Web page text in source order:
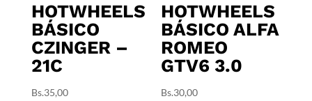
HOTWHEELS
BÁSICO
CZINGER –
21C
Bs.35,00
HOTWHEELS
BÁSICO ALFA
ROMEO
GTV6 3.0
Bs.30,00